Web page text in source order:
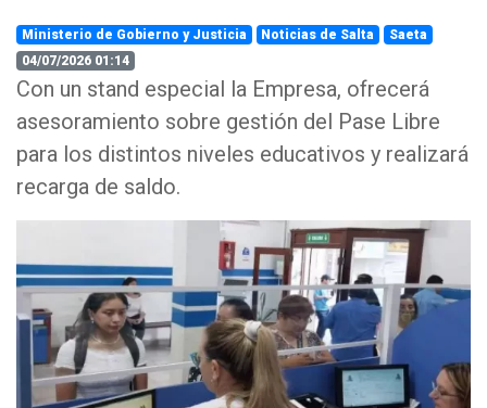
Ministerio de Gobierno y Justicia Noticias de Salta
Saeta
04/07/2026 01:14
Con un stand especial la Empresa, ofrecerá
asesoramiento sobre gestión del Pase Libre
para los distintos niveles educativos y realizará
recarga de saldo.